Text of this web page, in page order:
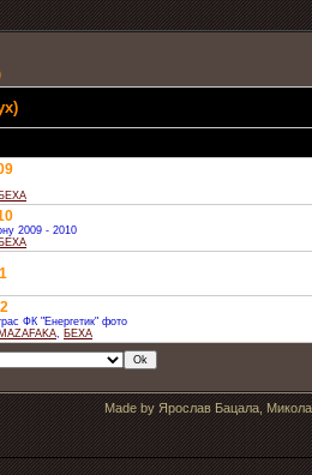
БЕХА
2009 - 2010
БЕХА
ФК "Енергетик" фото
MAZAFAKA, БЕХА
Made by Ярослав Бацала,